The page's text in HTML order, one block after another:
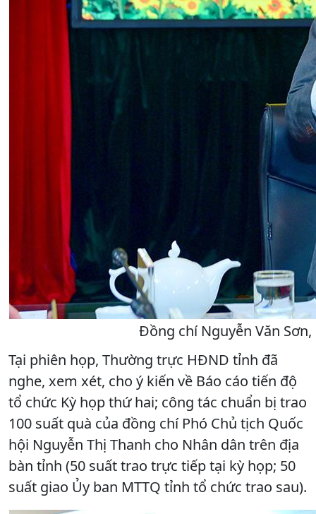
Đồng chí Nguyễn Văn
Tại phiên họp, Thường trực HĐND tỉnh đã
nghe, xem xét, cho ý kiến về Báo cáo tiến độ
tổ chức Kỳ họp thứ hai; công tác chuẩn bị trao
100 suất quà của đồng chí Phó Chủ tịch Quốc
hội Nguyễn Thị Thanh cho Nhân dân trên địa
bàn tỉnh (50 suất trao trực tiếp tại kỳ họp; 50
suất giao Ủy ban MTTQ tỉnh tổ chức trao sau).